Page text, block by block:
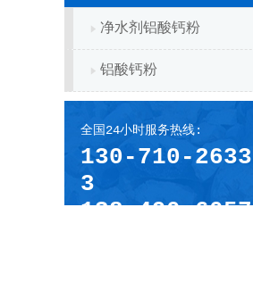
净水剂铝酸钙粉
铝酸钙粉
全国24小时服务热线:
130-710-2633
3
138-490-6057